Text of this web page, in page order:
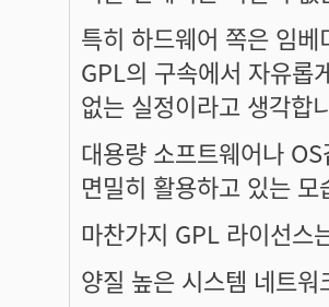
특히 하드웨어 쪽은 임
GPL의 구속에서 자유
없는 실정이라고 생각합
대용량 소프트웨어나
면밀히 활용하고 있는
마찬가지 GPL 라이선스
양질 높은 시스템 네트워